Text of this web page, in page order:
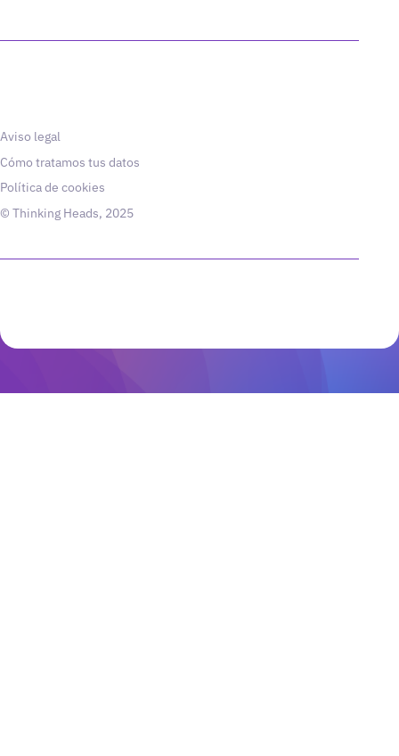
Aviso legal
Cómo tratamos tus datos
Política de cookies
© Thinking Heads, 2025